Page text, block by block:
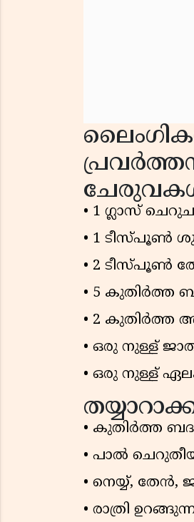
• 1 ഗ്ലാസ്
• 1 ടീസ്പൂൺ
• 2 ടീസ്പൂൺ
• 5 കുതിർത്ത
• 2 കുതിർത്ത
• ഒരു നുള്ള്
• ഒരു നുള്ള്
• കുതിർത്ത
• പാൽ
• നെയ്യ്, തേൻ,
• രാത്രി